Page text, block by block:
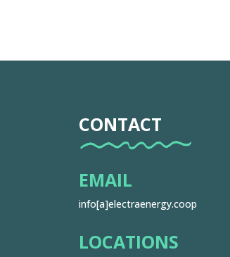
CONTACT
EMAIL
info[a]electraenergy.coop
LOCATIONS